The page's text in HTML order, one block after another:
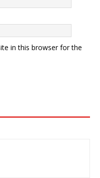
in this browser for the